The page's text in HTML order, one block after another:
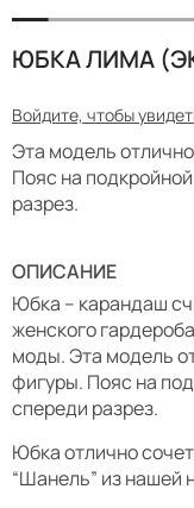
ЮБКА ЛИМА
Войдите, чтобы
Эта модель
Пояс на
разрез.
ОПИСАНИЕ
Юбка – карандаш
женского
моды. Эта модель
фигуры. Пояс на
спереди разрез.
Юбка отлично
“Шанель” из нашей